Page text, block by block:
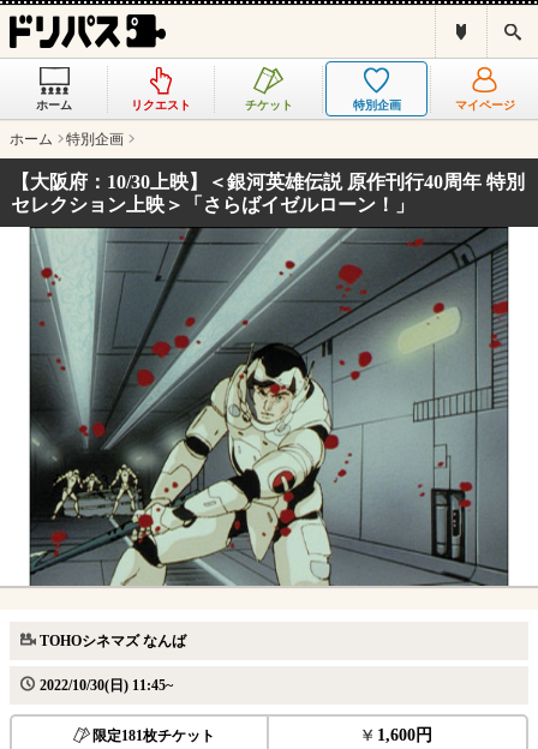
ス
ホーム リクエスト チケット 特別企画 マイページ
ホーム 特別企画
【大阪府：10/30上映】＜銀河英雄伝説 原作刊行40周年 特別
セレクション上映＞「さらばイゼルローン！」
TOHOシネマズ なんば
2022/10/30(日) 11:45~
限定181枚チケット 1,600円